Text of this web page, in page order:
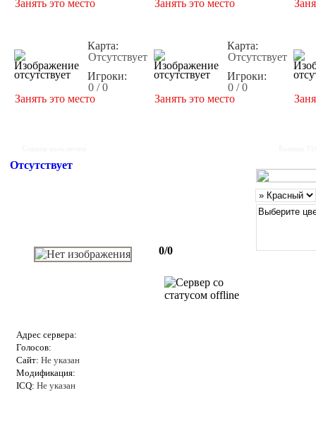
Занять это место
Занять это место
Карта:
Отсутствует
Игроки:
0 / 0
Занять это место
Карта:
Отсутствует
Игроки:
0 / 0
Занять это место
Отсутствует
0/0
Адрес сервера:
Голосов:
Сайт: Не указан
Модификация:
ICQ: Не указан